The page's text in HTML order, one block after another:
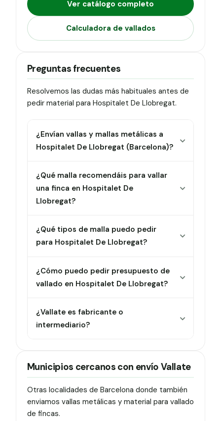
Ver catálogo completo
Calculadora de vallados
Preguntas frecuentes
Resolvemos las dudas más habituales antes de
pedir material para Hospitalet De Llobregat.
¿Envían vallas y mallas metálicas a
Hospitalet De Llobregat (Barcelona)?
¿Qué malla recomendáis para vallar
una finca en Hospitalet De
Llobregat?
¿Qué tipos de malla puedo pedir
para Hospitalet De Llobregat?
¿Cómo puedo pedir presupuesto de
vallado en Hospitalet De Llobregat?
¿Vallate es fabricante o
intermediario?
Municipios cercanos con envío Vallate
Otras localidades de Barcelona donde también
enviamos vallas metálicas y material para vallado
de fincas.